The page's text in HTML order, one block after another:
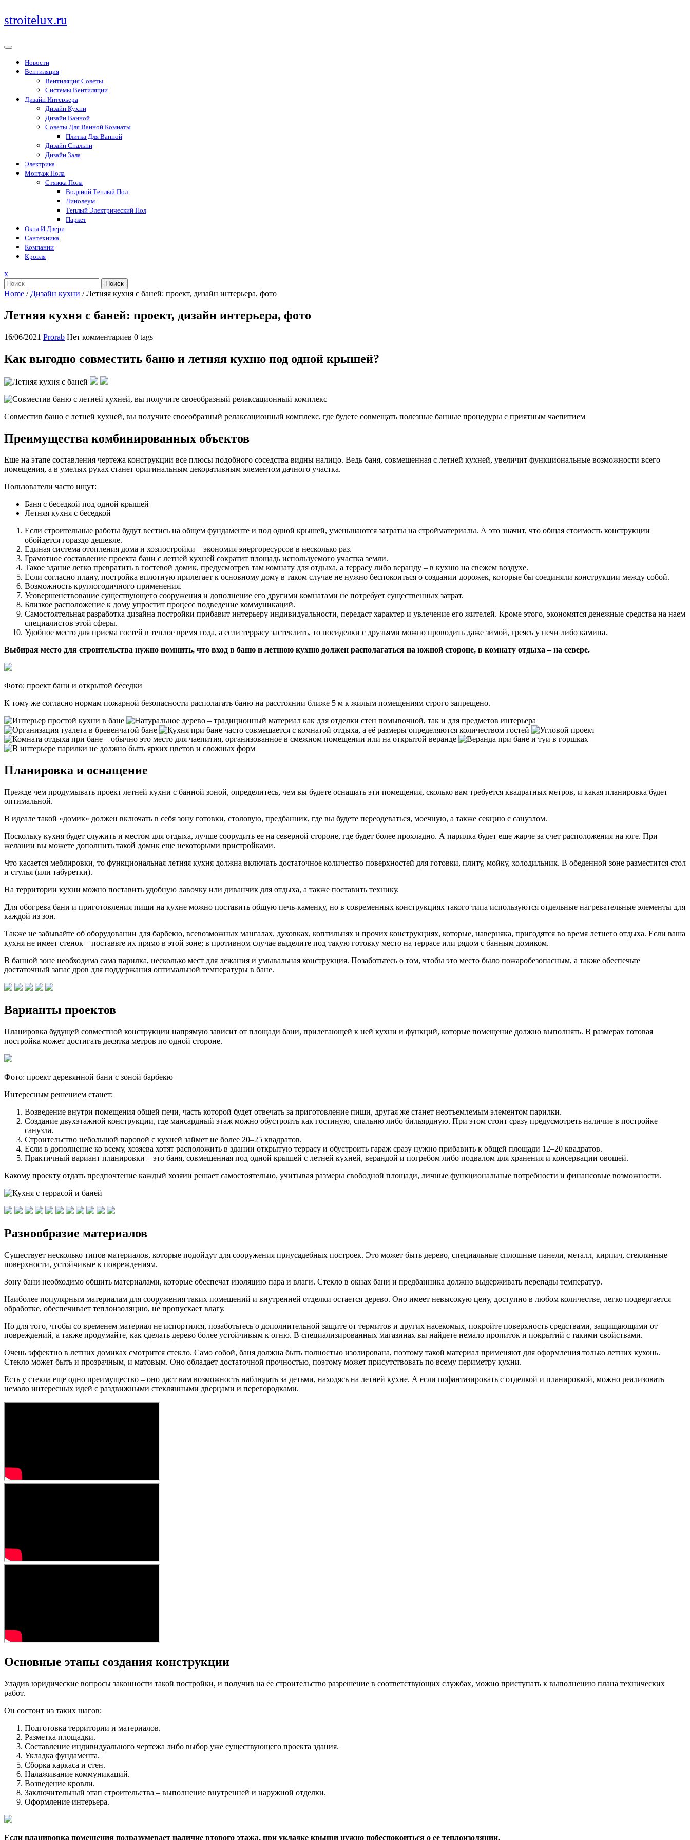
Перейти
к
stroitelux.ru
Новости
Вентиляция
Вентиляция Советы
Системы Вентиляции
Дизайн Интерьера
Дизайн Кухни
Дизайн Ванной
Советы Для Ванной Комнаты
Плитка Для Ванной
Дизайн Спальни
Дизайн Зала
Электрика
Монтаж Пола
Стяжка Пола
Водяной Теплый Пол
Линолеум
Теплый Электрический Пол
Паркет
Окна И Двери
Сантехника
Компании
Кровля
xЗакрыть
меню
Поиск
Home / Дизайн кухни /Летняя кухня с баней: проект, дизайн интерьера, фото
Летняя кухня с баней: проект, дизайн интерьера, фото
16/06/2021 Prorab Нет комментариев 0 tags
Как выгодно совместить баню и летняя кухню под одной крышей?
Совместив баню с летней кухней, вы получите своеобразный релаксационный комплекс, где будете совмещать полезные банные процедуры с приятным чаепитием
Преимущества комбинированных объектов
Еще на этапе составления чертежа конструкции все плюсы подобного соседства видны налицо. Ведь баня, совмещенная с летней кухней, увеличит функциональные возможности всего
помещения, а в умелых руках станет оригинальным декоративным элементом дачного участка.
Пользователи часто ищут:
Баня с беседкой под одной крышей
Летняя кухня с беседкой
Если строительные работы будут вестись на общем фундаменте и под одной крышей, уменьшаются затраты на стройматериалы. А это значит, что общая стоимость конструкции
обойдется гораздо дешевле.
Единая система отопления дома и хозпостройки – экономия энергоресурсов в несколько раз.
Грамотное составление проекта бани с летней кухней сократит площадь используемого участка земли.
Такое здание легко превратить в гостевой домик, предусмотрев там комнату для отдыха, а террасу либо веранду – в кухню на свежем воздухе.
Если согласно плану, постройка вплотную прилегает к основному дому в таком случае не нужно беспокоиться о создании дорожек, которые бы соединяли конструкции между собой.
Возможность круглогодичного применения.
Усовершенствование существующего сооружения и дополнение его другими комнатами не потребует существенных затрат.
Близкое расположение к дому упростит процесс подведение коммуникаций.
Самостоятельная разработка дизайна постройки прибавит интерьеру индивидуальности, передаст характер и увлечение его жителей. Кроме этого, экономятся денежные средства на наем
специалистов этой сферы.
Удобное место для приема гостей в теплое время года, а если террасу застеклить, то посиделки с друзьями можно проводить даже зимой, греясь у печи либо камина.
Выбирая место для строительства нужно помнить, что вход в баню и летнюю кухню должен располагаться на южной стороне, в комнату отдыха – на севере.
Фото: проект бани и открытой беседки
К тому же согласно нормам пожарной безопасности располагать баню на расстоянии ближе 5 м к жилым помещениям строго запрещено.
Планировка и оснащение
Прежде чем продумывать проект летней кухни с банной зоной, определитесь, чем вы будете оснащать эти помещения, сколько вам требуется квадратных метров, и какая планировка будет
оптимальной.
В идеале такой «домик» должен включать в себя зону готовки, столовую, предбанник, где вы будете переодеваться, моечную, а также секцию с санузлом.
Поскольку кухня будет служить и местом для отдыха, лучше соорудить ее на северной стороне, где будет более прохладно. А парилка будет еще жарче за счет расположения на юге. При
желании вы можете дополнить такой домик еще некоторыми пристройками.
Что касается меблировки, то функциональная летняя кухня должна включать достаточное количество поверхностей для готовки, плиту, мойку, холодильник. В обеденной зоне разместится стол
и стулья (или табуретки).
На территории кухни можно поставить удобную лавочку или диванчик для отдыха, а также поставить технику.
Для обогрева бани и приготовления пищи на кухне можно поставить общую печь-каменку, но в современных конструкциях такого типа используются отдельные нагревательные элементы для
каждой из зон.
Также не забывайте об оборудовании для барбекю, всевозможных мангалах, духовках, коптильнях и прочих конструкциях, которые, наверняка, пригодятся во время летнего отдыха. Если ваша
кухня не имеет стенок – поставьте их прямо в этой зоне; в противном случае выделите под такую готовку место на террасе или рядом с банным домиком.
В банной зоне необходима сама парилка, несколько мест для лежания и умывальная конструкция. Позаботьтесь о том, чтобы это место было пожаробезопасным, а также обеспечьте
достаточный запас дров для поддержания оптимальной температуры в бане.
Варианты проектов
Планировка будущей совместной конструкции напрямую зависит от площади бани, прилегающей к ней кухни и функций, которые помещение должно выполнять. В размерах готовая
постройка может достигать десятка метров по одной стороне.
Фото: проект деревянной бани с зоной барбекю
Интересным решением станет:
Возведение внутри помещения общей печи, часть которой будет отвечать за приготовление пищи, другая же станет неотъемлемым элементом парилки.
Создание двухэтажной конструкции, где мансардный этаж можно обустроить как гостиную, спальню либо бильярдную. При этом стоит сразу предусмотреть наличие в постройке
санузла.
Строительство небольшой паровой с кухней займет не более 20–25 квадратов.
Если в дополнение ко всему, хозяева хотят расположить в здании открытую террасу и обустроить гараж сразу нужно прибавить к общей площади 12–20 квадратов.
Практичный вариант планировки – это баня, совмещенная под одной крышей с летней кухней, верандой и погребом либо подвалом для хранения и консервации овощей.
Какому проекту отдать предпочтение каждый хозяин решает самостоятельно, учитывая размеры свободной площади, личные функциональные потребности и финансовые возможности.
Разнообразие материалов
Существует несколько типов материалов, которые подойдут для сооружения приусадебных построек. Это может быть дерево, специальные сплошные панели, металл, кирпич, стеклянные
поверхности, устойчивые к повреждениям.
Зону бани необходимо обшить материалами, которые обеспечат изоляцию пара и влаги. Стекло в окнах бани и предбанника должно выдерживать перепады температур.
Наиболее популярным материалам для сооружения таких помещений и внутренней отделки остается дерево. Оно имеет невысокую цену, доступно в любом количестве, легко подвергается
обработке, обеспечивает теплоизоляцию, не пропускает влагу.
Но для того, чтобы со временем материал не испортился, позаботьтесь о дополнительной защите от термитов и других насекомых, покройте поверхность средствами, защищающими от
повреждений, а также продумайте, как сделать дерево более устойчивым к огню. В специализированных магазинах вы найдете немало пропиток и покрытий с такими свойствами.
Очень эффектно в летних домиках смотрится стекло. Само собой, баня должна быть полностью изолирована, поэтому такой материал применяют для оформления только летних кухонь.
Стекло может быть и прозрачным, и матовым. Оно обладает достаточной прочностью, поэтому может присутствовать по всему периметру кухни.
Есть у стекла еще одно преимущество – оно даст вам возможность наблюдать за детьми, находясь на летней кухне. А если пофантазировать с отделкой и планировкой, можно реализовать
немало интересных идей с раздвижными стеклянными дверцами и перегородками.
Основные этапы создания конструкции
Уладив юридические вопросы законности такой постройки, и получив на ее строительство разрешение в соответствующих службах, можно приступать к выполнению плана технических
работ.
Он состоит из таких шагов:
Подготовка территории и материалов.
Разметка площадки.
Составление индивидуального чертежа либо выбор уже существующего проекта здания.
Укладка фундамента.
Сборка каркаса и стен.
Налаживание коммуникаций.
Возведение кровли.
Заключительный этап строительства – выполнение внутренней и наружной отделки.
Оформление интерьера.
Если планировка помещения подразумевает наличие второго этажа, при укладке крыши нужно побеспокоиться о ее теплоизоляции.